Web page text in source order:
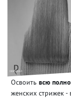
Освоить всю
женских стрижек -